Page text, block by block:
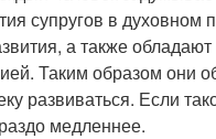
супругов в
а также
Таким образом они
развиваться. Если
медленнее.